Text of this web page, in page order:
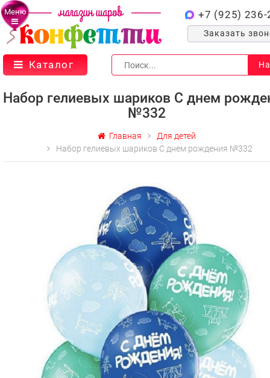
Меню +7 (925) 236-
Заказать
Каталог
Набор гелиевых шариков С днем
№332
Главная
Для детей
Набор гелиевых шариков С днем рождения №332